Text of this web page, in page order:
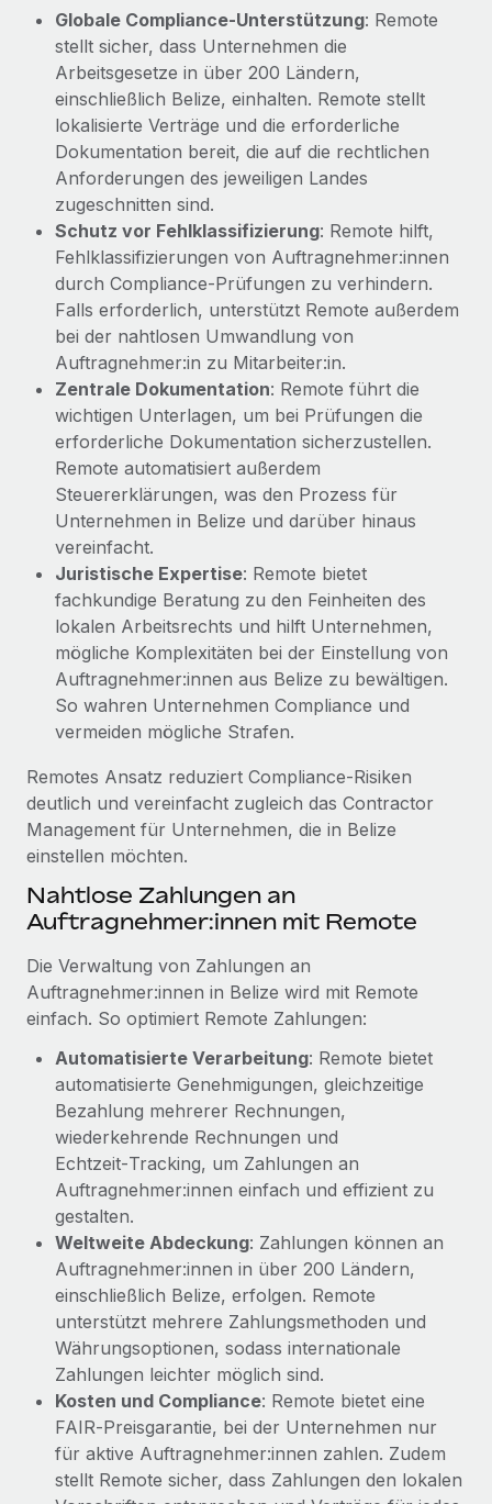
Mehr erfahren
Globale Compliance‑Unterstützung: Remote
stellt sicher, dass Unternehmen die
Arbeitsgesetze in über 200 Ländern,
einschließlich Belize, einhalten. Remote stellt
lokalisierte Verträge und die erforderliche
Dokumentation bereit, die auf die rechtlichen
Anforderungen des jeweiligen Landes
zugeschnitten sind.
Schutz vor Fehlklassifizierung: Remote hilft,
Fehlklassifizierungen von Auftragnehmer:innen
durch Compliance‑Prüfungen zu verhindern.
Falls erforderlich, unterstützt Remote außerdem
bei der nahtlosen Umwandlung von
Auftragnehmer:in zu Mitarbeiter:in.
Zentrale Dokumentation: Remote führt die
wichtigen Unterlagen, um bei Prüfungen die
erforderliche Dokumentation sicherzustellen.
Remote automatisiert außerdem
Steuererklärungen, was den Prozess für
Unternehmen in Belize und darüber hinaus
vereinfacht.
Juristische Expertise: Remote bietet
fachkundige Beratung zu den Feinheiten des
lokalen Arbeitsrechts und hilft Unternehmen,
mögliche Komplexitäten bei der Einstellung von
Auftragnehmer:innen aus Belize zu bewältigen.
So wahren Unternehmen Compliance und
vermeiden mögliche Strafen.
Remotes Ansatz reduziert Compliance‑Risiken
deutlich und vereinfacht zugleich das Contractor
Management für Unternehmen, die in Belize
einstellen möchten.
Nahtlose Zahlungen an
Auftragnehmer:innen mit Remote
Die Verwaltung von Zahlungen an
Auftragnehmer:innen in Belize wird mit Remote
einfach. So optimiert Remote Zahlungen:
Automatisierte Verarbeitung: Remote bietet
automatisierte Genehmigungen, gleichzeitige
Bezahlung mehrerer Rechnungen,
wiederkehrende Rechnungen und
Echtzeit‑Tracking, um Zahlungen an
Auftragnehmer:innen einfach und effizient zu
gestalten.
Weltweite Abdeckung: Zahlungen können an
Auftragnehmer:innen in über 200 Ländern,
einschließlich Belize, erfolgen. Remote
unterstützt mehrere Zahlungsmethoden und
Währungsoptionen, sodass internationale
Zahlungen leichter möglich sind.
Kosten und Compliance: Remote bietet eine
FAIR‑Preisgarantie, bei der Unternehmen nur
für aktive Auftragnehmer:innen zahlen. Zudem
stellt Remote sicher, dass Zahlungen den lokalen